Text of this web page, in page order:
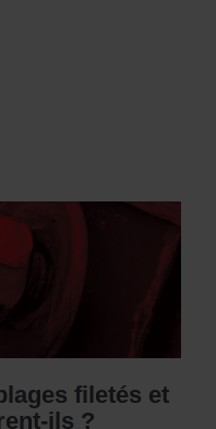
filetés et
ils ?